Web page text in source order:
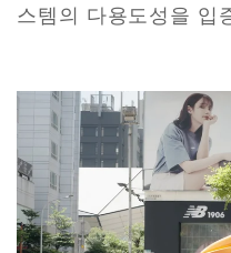
스템의 다용도성을 입